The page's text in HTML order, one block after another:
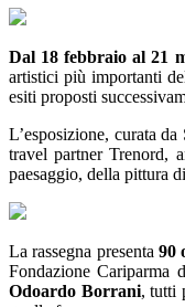
Dal 18 febbraio al 21
artistici più importanti
esiti proposti
L’esposizione, curata
travel partner Trenord,
paesaggio, della pittura
La rassegna presenta 90
Fondazione
Odoardo Borrani, tutti